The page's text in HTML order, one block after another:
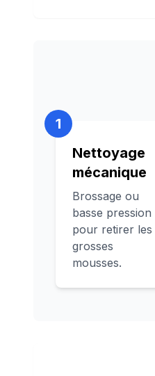
1
Nettoyage
mécanique
Brossage ou
basse pression
pour retirer les
grosses
mousses.